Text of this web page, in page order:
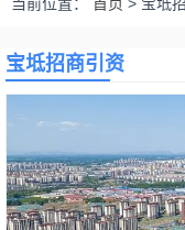
宝坻招商引资